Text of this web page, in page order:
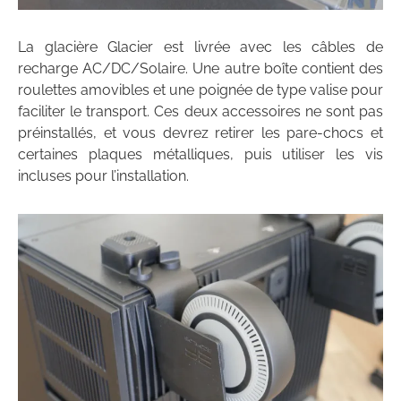
La glacière Glacier est livrée avec les câbles de
recharge AC/DC/Solaire. Une autre boîte contient des
roulettes amovibles et une poignée de type valise pour
faciliter le transport. Ces deux accessoires ne sont pas
préinstallés, et vous devrez retirer les pare-chocs et
certaines plaques métalliques, puis utiliser les vis
incluses pour l’installation.